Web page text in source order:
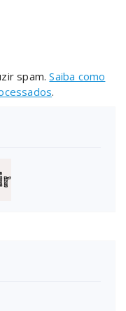
spam.Saiba como
.